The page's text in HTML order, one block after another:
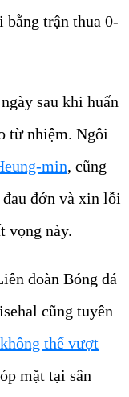
trận thua 0-
sau khi huấn
từ nhiệm. Ngôi
min, cũng
đớn và xin lỗi
vọng này.
đoàn Bóng đá
cũng tuyên
không thể vượt
mặt tại sân